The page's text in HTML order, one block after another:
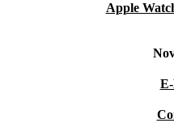
Apple